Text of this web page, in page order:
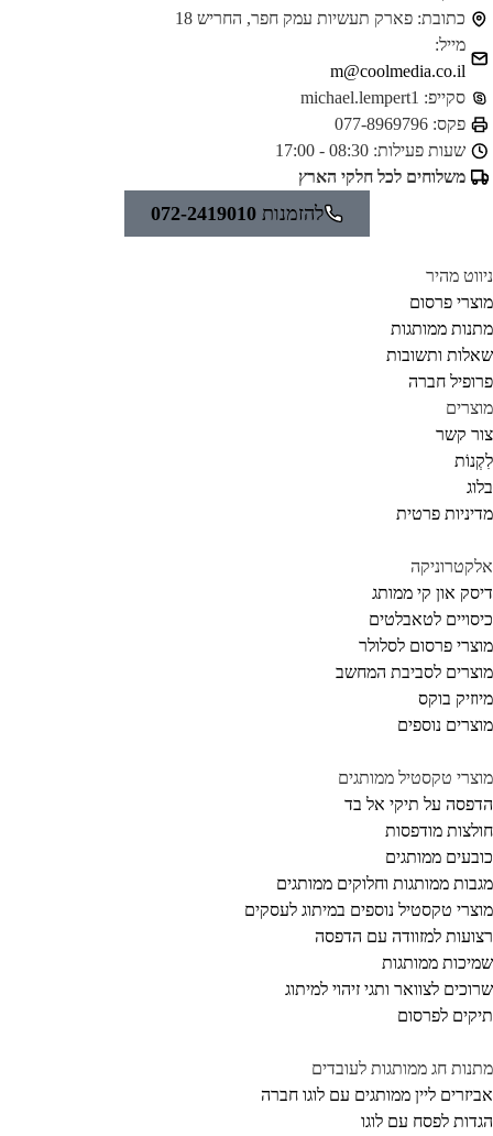
כתובת:פארק תעשיות עמק חפר, החריש 18
מייל:
m@coolmedia.co.il
סקייפ:michael.lempert1
פקס:077-8969796
שעות פעילות:08:30 - 17:00
משלוחים לכל חלקי הארץ
להזמנות072-2419010
מהיר
פרסום
ממותגות
ותשובות
חברה
קשר
פרטית
און קי ממותג
לטאבלטים
פרסום לסלולר
לסביבת המחשב
בוקס
נוספים
טקסטיל ממותגים
על תיקי אל בד
מודפסות
ממותגים
ממותגות וחלוקים ממותגים
טקסטיל נוספים במיתוג לעסקים
למזוודה עם הדפסה
ממותגות
לצוואר ותגי זיהוי למיתוג
לפרסום
חג ממותגות לעובדים
ליין ממותגים עם לוגו חברה
לפסח עם לוגו